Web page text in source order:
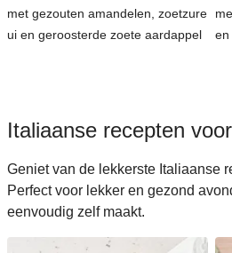
met gezouten amandelen, zoetzure
ui en geroosterde zoete aardappel
en
Italiaanse recepten
Geniet van de lekkerste Italiaanse
Perfect voor lekker en gezond
eenvoudig zelf maakt.